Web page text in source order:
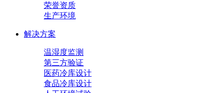
荣誉资质
生产环境
解决方案
温湿度监测
第三方验证
医药冷库设计
食品冷库设计